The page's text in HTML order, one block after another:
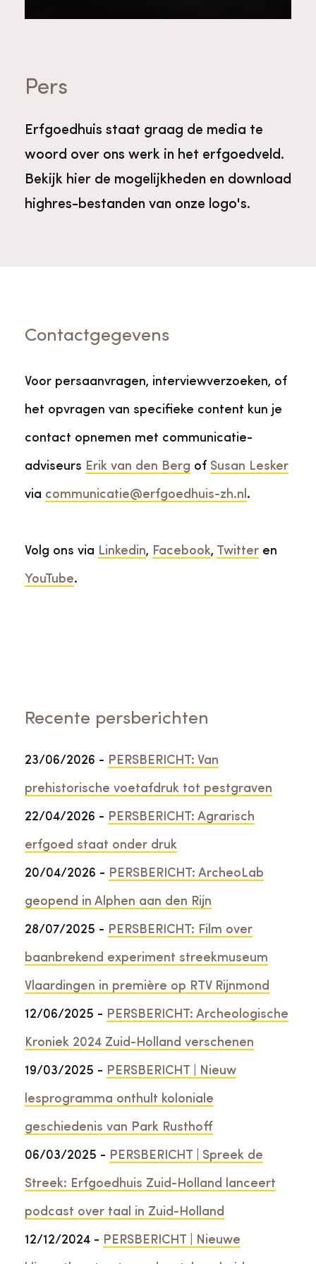
Ergoedvrijwilligersprijs
Thema's
Downloads en nieuwsbrieven
Advies en ondersteuning voor
vrijwilligers
Museumplatform Zuid-Holland
Collectiebeheer
Geschiedenis van Zuid-Holland
Ervenconsulent
Bekijk alle diensten
Aanvraagformulier
Over de Monumentenwacht
Voorpagina Monumentenwacht
Onze medewerkers
Tarieven
Algemene voorwaarden
Pers
Erfgoedhuis staat graag de media te
woord over ons werk in het erfgoedveld.
Bekijk hier de mogelijkheden en download
highres-bestanden van onze logo's.
Contactgegevens
Voor persaanvragen, interviewverzoeken, of
het opvragen van specifieke content kun je
contact opnemen met communicatie-
adviseurs Erik van den Berg of Susan Lesker
via communicatie@erfgoedhuis-zh.nl .
Volg ons via Linkedin, Facebook, Twitter en
YouTube.
Recente persberichten
23/06/2026 - PERSBERICHT: Van
prehistorische voetafdruk tot pestgraven
22/04/2026 - PERSBERICHT: Agrarisch
erfgoed staat onder druk
20/04/2026 - PERSBERICHT: ArcheoLab
geopend in Alphen aan den Rijn
28/07/2025 - PERSBERICHT: Film over
baanbrekend experiment streekmuseum
Vlaardingen in première op RTV Rijnmond
12/06/2025 - PERSBERICHT: Archeologische
Kroniek 2024 Zuid-Holland verschenen
19/03/2025 - PERSBERICHT | Nieuw
lesprogramma onthult koloniale
geschiedenis van Park Rusthoff
06/03/2025 - PERSBERICHT | Spreek de
Streek: Erfgoedhuis Zuid-Holland lanceert
podcast over taal in Zuid-Holland
12/12/2024 - PERSBERICHT | Nieuwe